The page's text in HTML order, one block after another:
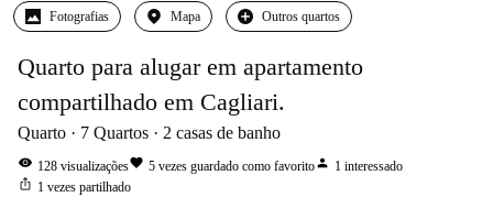
Fotografias Mapa Outros quartos
Quarto para alugar em apartamento
compartilhado em Cagliari.
Quarto 7 Quartos 2 casas de banho
visibility 128 visualizaçõesfavorite 5 vezes guardado como favoritoperson 1 interessado
ios_share 1 vezes partilhado